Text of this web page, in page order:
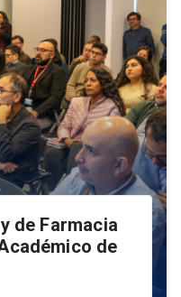
de Farmacia
de